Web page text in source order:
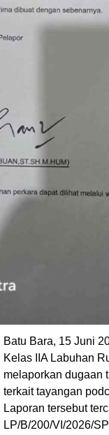
Batu Bara, 15 Juni
Kelas IIA Labuhan
melaporkan dugaan
terkait tayangan
Laporan tersebut
LP/B/200/VI/2026/